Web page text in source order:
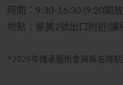
時間：9:30-16:30 (9:20開放
地點：景美2號出口附近(課
*2026年傳承藝術會員報名時